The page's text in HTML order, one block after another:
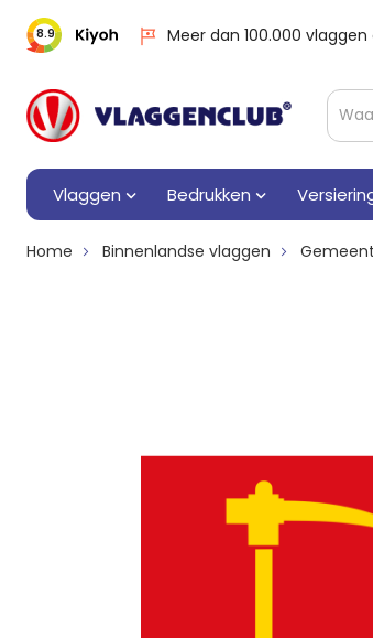
8.9 Meer dan 100.000
Vlaggen Bedrukken
Home Binnenlandse vlaggen